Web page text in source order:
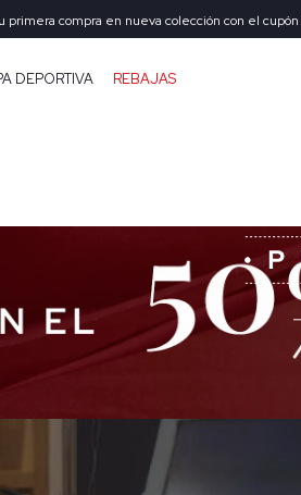
primera compra en nueva colección con el cupón
DEPORTIVA REBAJAS